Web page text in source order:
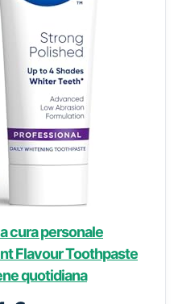
cura personale
Flavour Toothpaste
quotidiana